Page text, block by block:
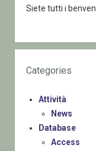
Siete tutti i
Categories
Attività
News
Database
Access